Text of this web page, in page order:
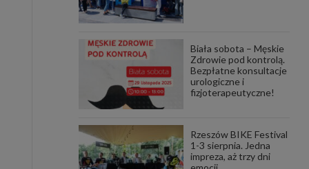
gdy
Biała sobota – Męskie
Zdrowie pod kontrolą.
Bezpłatne konsultacje
urologiczne i
fizjoterapeutyczne!
Rzeszów BIKE Festival
1-3 sierpnia. Jedna
impreza, aż trzy dni